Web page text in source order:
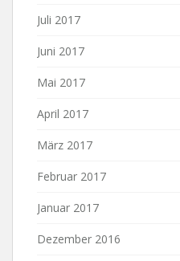
Juli 2017
Juni 2017
Mai 2017
April 2017
März 2017
Februar 2017
Januar 2017
Dezember 2016